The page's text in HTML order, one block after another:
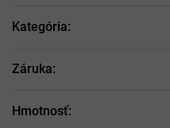
Kategória:
Záruka:
Hmotnosť: